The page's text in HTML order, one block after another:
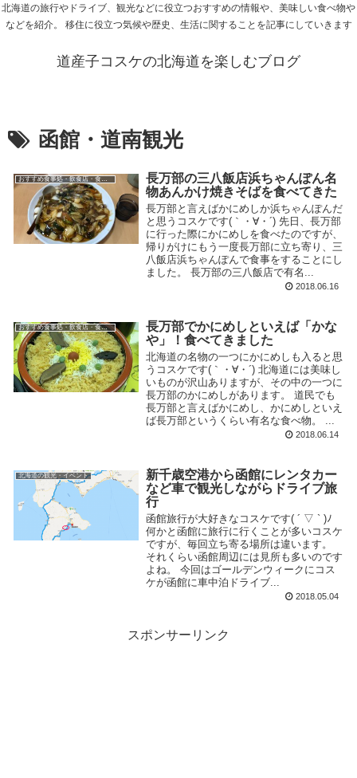
北海道の旅行やドライブ、観光などに役立つおすすめの情報や、美味しい食べ物や
などを紹介。 移住に役立つ気候や歴史、生活に関することを記事にしていきます
道産子コスケの北海道を楽しむブログ
函館・道南観光
おすすめ食事処・飲食店・食べ物
長万部の三八飯店浜ちゃんぽん名
物あんかけ焼きそばを食べてきた
長万部と言えばかにめしか浜ちゃんぽんだ
と思うコスケです(｀・∀・´) 先日、長万部
に行った際にかにめしを食べたのですが、
帰りがけにもう一度長万部に立ち寄り、三
八飯店浜ちゃんぽんで食事をすることにし
ました。 長万部の三八飯店で有名...
2018.06.16
おすすめ食事処・飲食店・食べ物
長万部でかにめしといえば「かな
や」！食べてきました
北海道の名物の一つにかにめしも入ると思
うコスケです(｀・∀・´) 北海道には美味し
いものが沢山ありますが、その中の一つに
長万部のかにめしがあります。 道民でも
長万部と言えばかにめし、かにめしといえ
ば長万部というくらい有名な食べ物。 ...
2018.06.14
北海道の観光・イベント
新千歳空港から函館にレンタカー
など車で観光しながらドライブ旅
行
函館旅行が大好きなコスケです( ´ ▽ ` )ﾉ
何かと函館に旅行に行くことが多いコスケ
ですが、毎回立ち寄る場所は違います。
それくらい函館周辺には見所も多いのです
よね。 今回はゴールデンウィークにコス
ケが函館に車中泊ドライブ...
2018.05.04
スポンサーリンク